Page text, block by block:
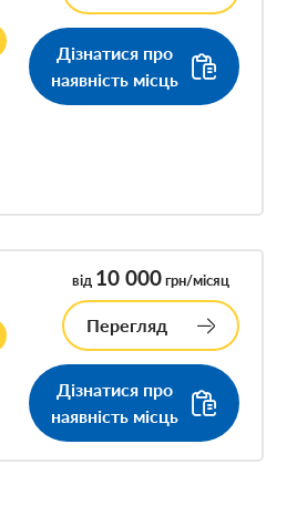
Дізнатися про
наявність місць
від 10 000грн/місяц
Перегляд
Дізнатися про
наявність місць